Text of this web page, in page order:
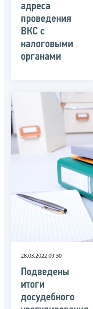
адреса
проведения
ВКС с
налоговыми
органами
28.03.2022 09:30
Подведены
итоги
досудебного